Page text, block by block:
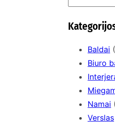
e
a
r
Baldai
Biuro
Namai
Verslas